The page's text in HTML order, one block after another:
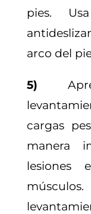
pies.
arco del
5)
cargas
manera
lesiones